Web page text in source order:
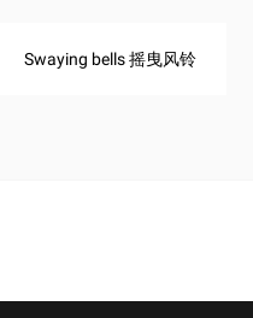
Swaying bells 摇曳风铃